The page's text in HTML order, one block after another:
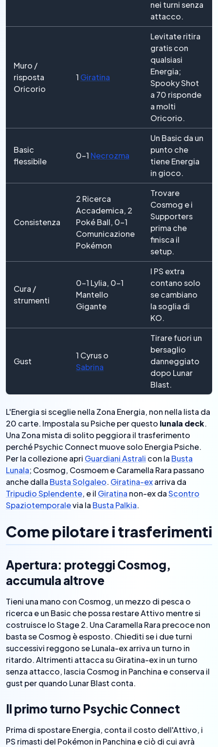
nei turni senza
attacco.
Muro /
risposta
Oricorio
1 Giratina
Levitate ritira
gratis con
qualsiasi
Energia;
Spooky Shot
a 70 risponde
a molti
Oricorio.
Basic
flessibile
0–1 Necrozma
Un Basic da un
punto che
tiene Energia
in gioco.
Consistenza
2 Ricerca
Accademica, 2
Poké Ball, 0–1
Comunicazione
Pokémon
Trovare
Cosmog e i
Supporters
prima che
finisca il
setup.
Cura /
strumenti
0–1 Lylia, 0–1
Mantello
Gigante
I PS extra
contano solo
se cambiano
la soglia di
KO.
Gust
1 Cyrus o
Sabrina
Tirare fuori un
bersaglio
danneggiato
dopo Lunar
Blast.
L'Energia si sceglie nella Zona Energia, non nella lista da
20 carte. Impostala su Psiche per questo lunala deck.
Una Zona mista di solito peggiora il trasferimento
perché Psychic Connect muove solo Energia Psiche.
Per la collezione apri Guardiani Astrali con la Busta
Lunala; Cosmog, Cosmoem e Caramella Rara passano
anche dalla Busta Solgaleo. Giratina-exarriva da
Tripudio Splendente, e il Giratina non-ex daScontro
Spaziotemporalevia la Busta Palkia.
Come pilotare i trasferimenti
Apertura: proteggi Cosmog,
accumula altrove
Tieni una mano con Cosmog, un mezzo di pesca o
ricerca e un Basic che possa restare Attivo mentre si
costruisce lo Stage 2. Una Caramella Rara precoce non
basta se Cosmog è esposto. Chiediti se i due turni
successivi reggono se Lunala-ex arriva un turno in
ritardo. Altrimenti attacca su Giratina-ex in un turno
senza attacco, lascia Cosmog in Panchina e conserva il
gust per quando Lunar Blast conta.
Il primo turno Psychic Connect
Prima di spostare Energia, conta il costo dell'Attivo, i
PS rimasti del Pokémon in Panchina e ciò di cui avrà